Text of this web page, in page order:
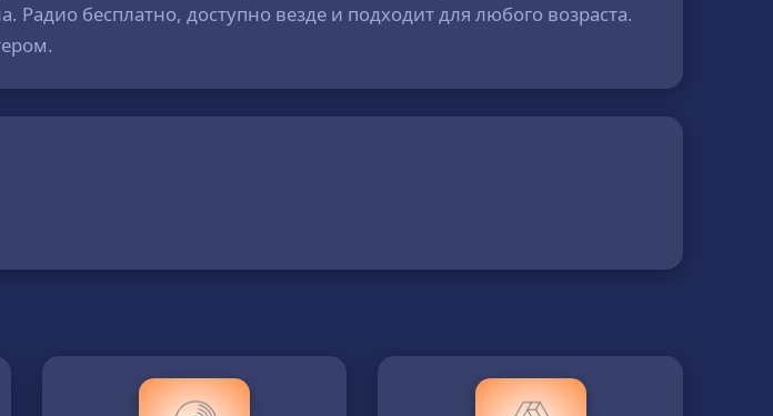
бесплатно, доступно везде и подходит для любого возраста.